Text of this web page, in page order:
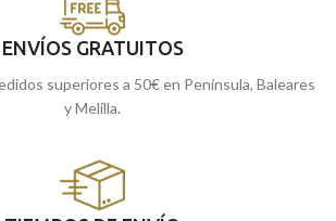
ENVÍOS GRATUITOS
superiores a 50€ en Península, Baleares
y Melilla.